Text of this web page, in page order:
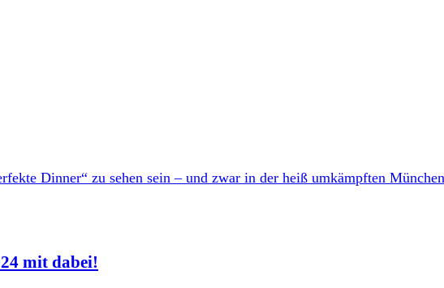
mit dabei!